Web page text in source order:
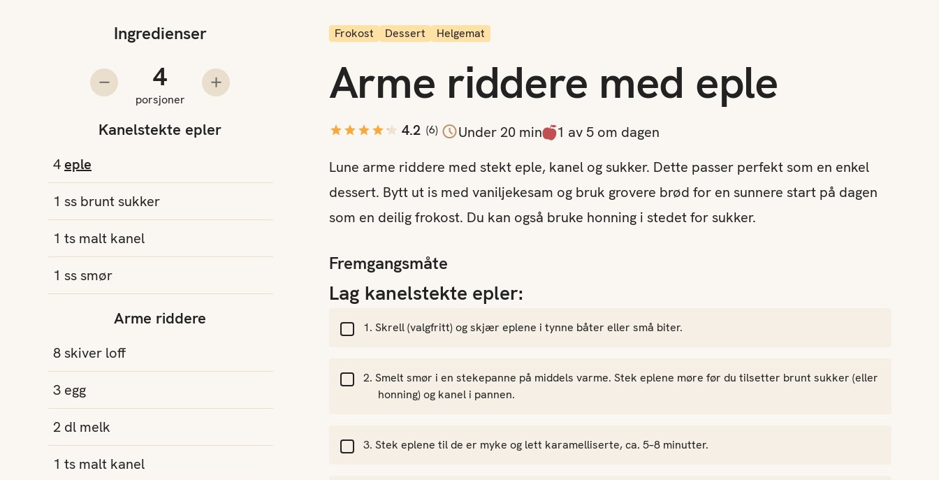
Ingredienser
Trekk fra en porsjon
Antall porsjoner
porsjoner
Legg til en porsjon
Kanelstekte epler
4eple
1 ss brunt sukker
1 ts malt kanel
1 sssmør
Arme riddere
8skiver loff
3 egg
2 dl melk
1 ts malt kanel
Frokost Dessert Helgemat
Arme riddere med eple
4.2 (6) Under 20 min
1 av 5 om dagen
Lune arme riddere med stekt eple, kanel og sukker. Dette passer perfekt som en enkel
dessert. Bytt ut is med vaniljekesam og bruk grovere brød for en sunnere start på dagen
som en deilig frokost. Du kan også bruke honning i stedet for sukker.
Fremgangsmåte
Lag kanelstekte epler:
Skrell (valgfritt) og skjær eplene i tynne båter eller små biter.
Smelt smør i en stekepanne på middels varme. Stek eplene møre før du tilsetter brunt sukker (eller
honning) og kanel i pannen.
Stek eplene til de er myke og lett karamelliserte, ca. 5–8 minutter.